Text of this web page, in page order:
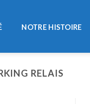
NOTRE HISTOIRE
RELAIS